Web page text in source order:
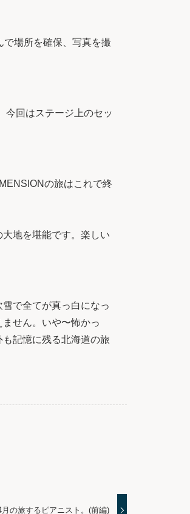
場所を確保、写真を撮
今回はステージ上のセッ
の旅はこれで終
地を堪能です。楽しい
で全てが真っ白になっ
せん。いや〜怖かっ
記憶に残る北海道の旅
月の旅するピアニスト。(前編)